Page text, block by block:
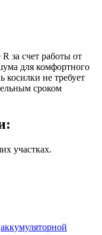
за счет работы от
для комфортного
косилки не требует
сроком
участках.
аккумуляторной